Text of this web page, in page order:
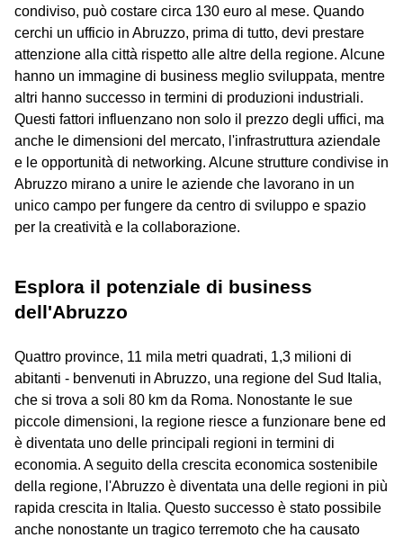
condiviso, può costare circa 130 euro al mese. Quando
cerchi un ufficio in Abruzzo, prima di tutto, devi prestare
attenzione alla città rispetto alle altre della regione. Alcune
hanno un immagine di business meglio sviluppata, mentre
altri hanno successo in termini di produzioni industriali.
Questi fattori influenzano non solo il prezzo degli uffici, ma
anche le dimensioni del mercato, l'infrastruttura aziendale
e le opportunità di networking. Alcune strutture condivise in
Abruzzo mirano a unire le aziende che lavorano in un
unico campo per fungere da centro di sviluppo e spazio
per la creatività e la collaborazione.
Esplora il potenziale di business
dell'Abruzzo
Quattro province, 11 mila metri quadrati, 1,3 milioni di
abitanti - benvenuti in Abruzzo, una regione del Sud Italia,
che si trova a soli 80 km da Roma. Nonostante le sue
piccole dimensioni, la regione riesce a funzionare bene ed
è diventata uno delle principali regioni in termini di
economia. A seguito della crescita economica sostenibile
della regione, l'Abruzzo è diventata una delle regioni in più
rapida crescita in Italia. Questo successo è stato possibile
anche nonostante un tragico terremoto che ha causato